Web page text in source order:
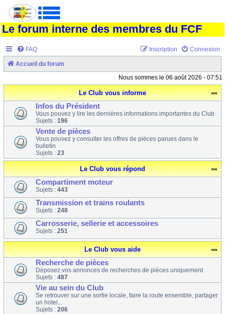
Le forum interne des membres du FCF
FAQ Connexion
Inscription
Accueil du forum
Nous sommes le 06 août 2026 - 07:51
Le Club vous informe
Infos du Président
Vous pouvez y lire les dernières informations importantes du Club
Sujets : 196
Vente de pièces
Vous pouvez y consulter les offres de pièces parues dans le
bulletin
Sujets : 23
Le Club vous répond
Compartiment moteur
Sujets : 443
Transmission et trains roulants
Sujets : 248
Carrosserie, sellerie et accessoires
Sujets : 251
Le Club vous aide
Recherche de pièces
Déposez vos annonces de recherches de pièces uniquement
Sujets : 487
Vie au sein du Club
Se retrouver sur une sortie locale, faire la route ensemble, partager
un hotel...
Sujets : 206